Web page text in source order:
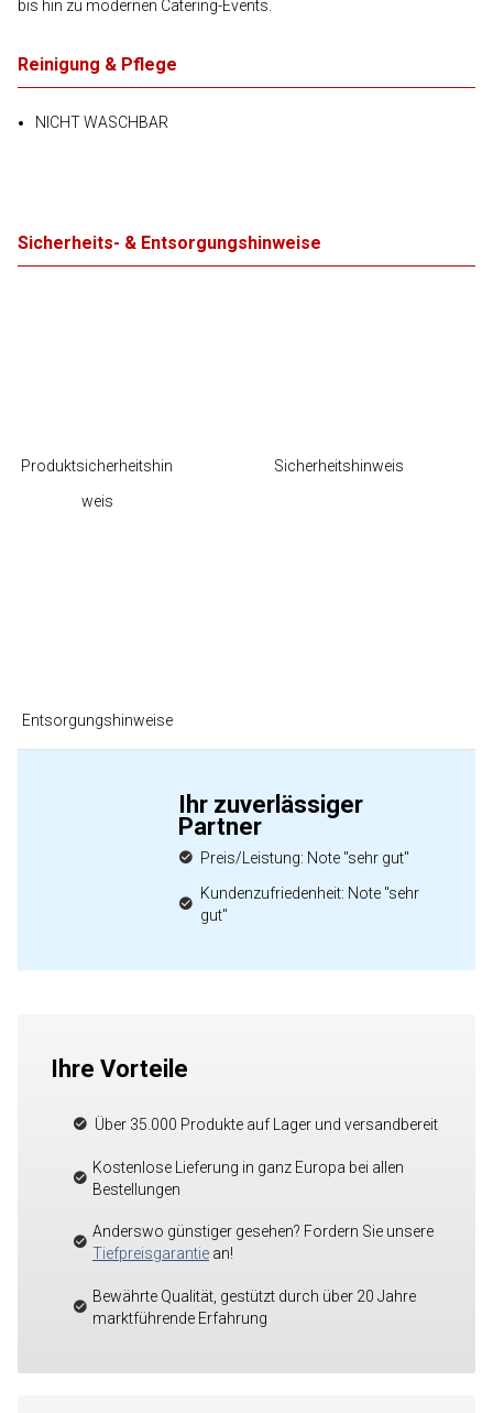
bis hin zu modernen Catering-Events.
Reinigung & Pflege
NICHT WASCHBAR
Sicherheits- & Entsorgungshinweise
Produktsicherheitshin
weis
Sicherheitshinweis
Entsorgungshinweise
Ihr zuverlässiger
Partner
Preis/Leistung: Note "sehr gut"
Kundenzufriedenheit: Note "sehr
gut"
Ihre Vorteile
Über 35.000 Produkte auf Lager und versandbereit
Kostenlose Lieferung in ganz Europa bei allen
Bestellungen
Anderswo günstiger gesehen? Fordern Sie unsere
Tiefpreisgarantie an!
Bewährte Qualität, gestützt durch über 20 Jahre
marktführende Erfahrung